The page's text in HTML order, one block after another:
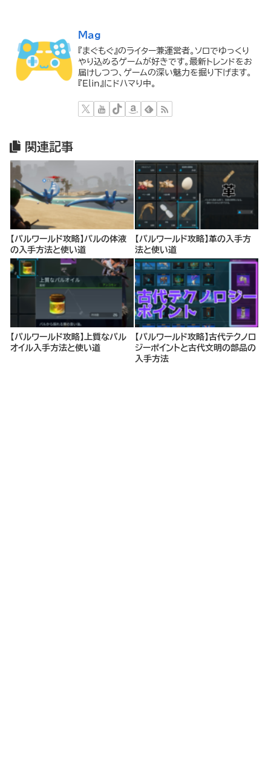
Mag
『まぐもぐ』のライター兼運営者。ソロでゆっくり
やり込めるゲームが好きです。最新トレンドをお
届けしつつ、ゲームの深い魅力を掘り下げます。
『Elin』にドハマり中。
関連記事
【パルワールド攻略】パルの体液
の入手方法と使い道
【パルワールド攻略】革の入手方
法と使い道
【パルワールド攻略】上質なパル
オイル入手方法と使い道
【パルワールド攻略】古代テクノロ
ジーポイントと古代文明の部品の
入手方法